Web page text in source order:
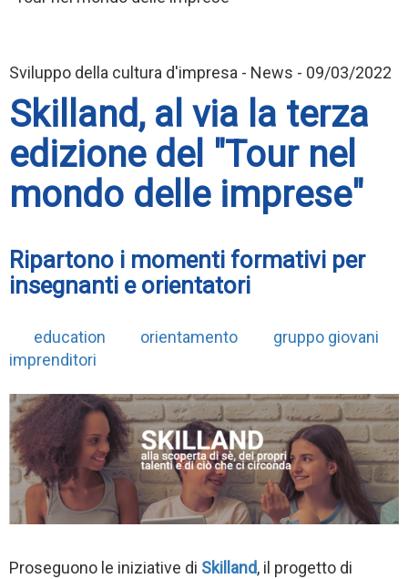
Sviluppo della cultura d'impresa - News - 09/03/2022
Skilland, al via la terza
edizione del "Tour nel
mondo delle imprese"
Ripartono i momenti formativi per
insegnanti e orientatori
education orientamento
gruppo giovani
imprenditori
Proseguono le iniziative di Skilland, il progetto di